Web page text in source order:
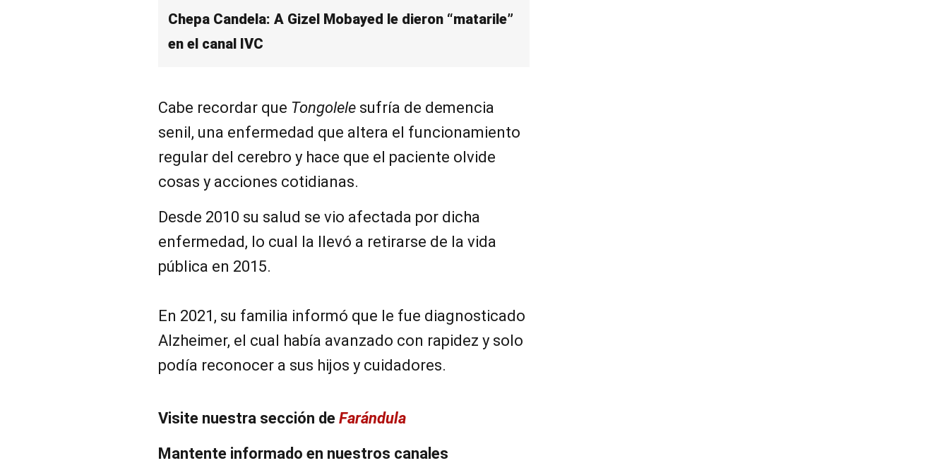
Chepa Candela: A Gizel Mobayed le dieron “matarile”
en el canal IVC
Cabe recordar que Tongolele sufría de demencia
senil, una enfermedad que altera el funcionamiento
regular del cerebro y hace que el paciente olvide
cosas y acciones cotidianas.
Desde 2010 su salud se vio afectada por dicha
enfermedad, lo cual la llevó a retirarse de la vida
pública en 2015.
En 2021, su familia informó que le fue diagnosticado
Alzheimer, el cual había avanzado con rapidez y solo
podía reconocer a sus hijos y cuidadores.
Visite nuestra sección de Farándula
Mantente informado en nuestros canales